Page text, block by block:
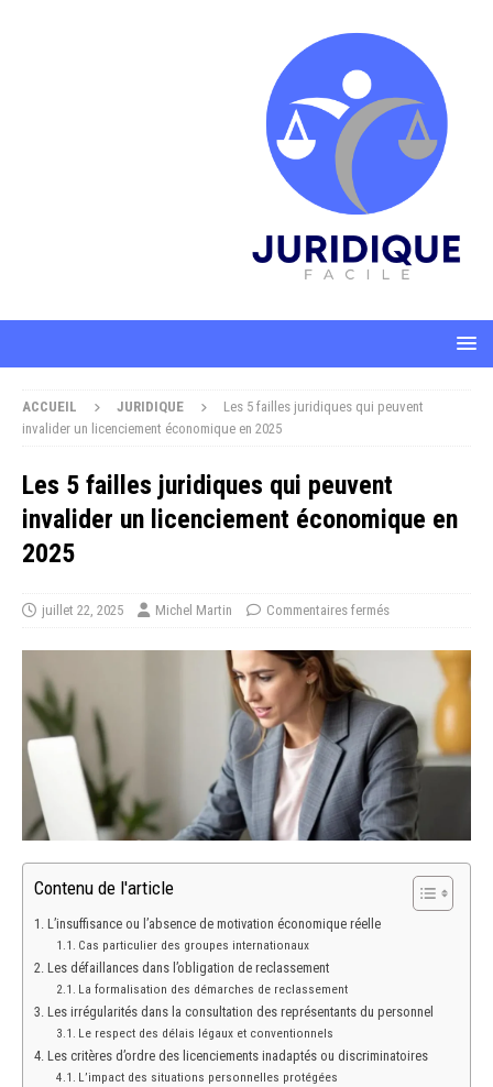
ACCUEIL JURIDIQUE
Les 5 failles juridiques qui peuvent
invalider un licenciement économique en 2025
Les 5 failles juridiques qui peuvent
invalider un licenciement économique en
2025
juillet 22, 2025 Michel Martin Commentaires fermés
Contenu de l'article
L’insuffisance ou l’absence de motivation économique réelle
Cas particulier des groupes internationaux
Les défaillances dans l’obligation de reclassement
La formalisation des démarches de reclassement
Les irrégularités dans la consultation des représentants du personnel
Le respect des délais légaux et conventionnels
Les critères d’ordre des licenciements inadaptés ou discriminatoires
L’impact des situations personnelles protégées